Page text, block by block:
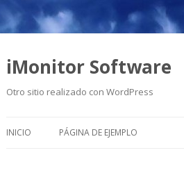
iMonitor Software
Otro sitio realizado con WordPress
INICIO PÁGINA DE EJEMPLO